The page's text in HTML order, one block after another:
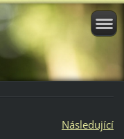
Následující